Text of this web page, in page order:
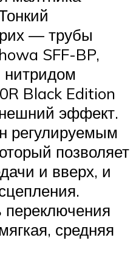
— трубы
SFF-BP,
Black Edition
эффект.
регулируемым
позволяет
и вверх, и
переключения
средняя